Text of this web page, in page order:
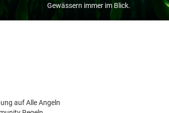
Gewässern immer im Blick.
auf Alle Angeln